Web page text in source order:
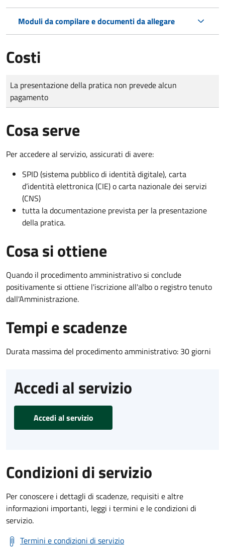
Moduli da compilare e documenti da allegare
Costi
Tipo di pagamento
Importo
La presentazione della pratica non prevede alcun
pagamento
Cosa serve
Per accedere al servizio, assicurati di avere:
SPID (sistema pubblico di identità digitale), carta
d’identità elettronica (CIE) o carta nazionale dei servizi
(CNS)
tutta la documentazione prevista per la presentazione
della pratica.
Cosa si ottiene
Quando il procedimento amministrativo si conclude
positivamente si ottiene l'iscrizione all'albo o registro tenuto
dall'Amministrazione.
Tempi e scadenze
Durata massima del procedimento amministrativo: 30 giorni
Accedi al servizio
Accedi al servizio
Condizioni di servizio
Per conoscere i dettagli di scadenze, requisiti e altre
informazioni importanti, leggi i termini e le condizioni di
servizio.
Termini e condizioni di servizio